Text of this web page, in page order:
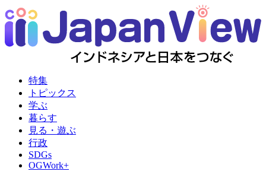
特集
トピックス
学ぶ
暮らす
見る・遊ぶ
行政
SDGs
OGWork+